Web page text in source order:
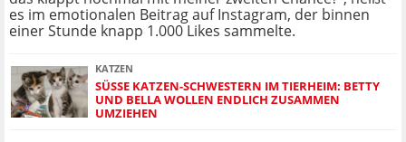
es im emotionalen Beitrag auf Instagram, der binnen
einer Stunde knapp 1.000 Likes sammelte.
KATZEN
SÜSSE KATZEN-SCHWESTERN IM TIERHEIM: BETTY U
ND BELLA WOLLEN ENDLICH ZUSAMMEN U
MZIEHEN